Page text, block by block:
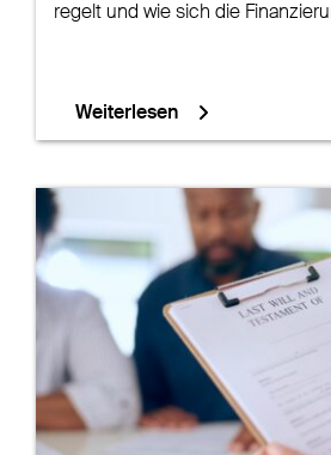
regelt und wie sich die
Weiterlesen